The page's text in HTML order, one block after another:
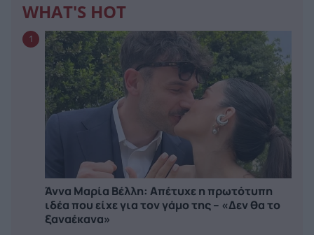
WHAT'S HOT
1
Άννα Μαρία Βέλλη: Απέτυχε η πρωτότυπη
ιδέα που είχε για τον γάμο της – «Δεν θα το
ξαναέκανα»